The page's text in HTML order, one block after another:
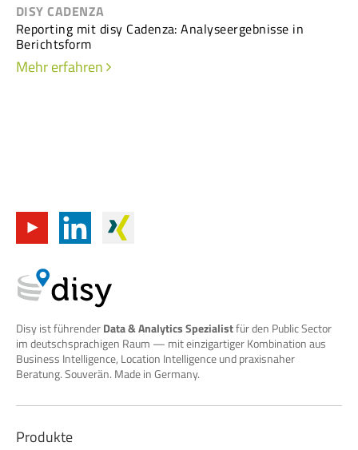
DISY CADENZA
Reporting mit disy Cadenza: Analyseergebnisse in
Berichtsform
Mehr erfahren
Disy ist führenderData & Analytics Spezialistfür den Public Sector
im deutschsprachigen Raum — mit einzigartiger Kombination aus
Business Intelligence, Location Intelligence und praxisnaher
Beratung. Souverän. Made in Germany.
Produkte